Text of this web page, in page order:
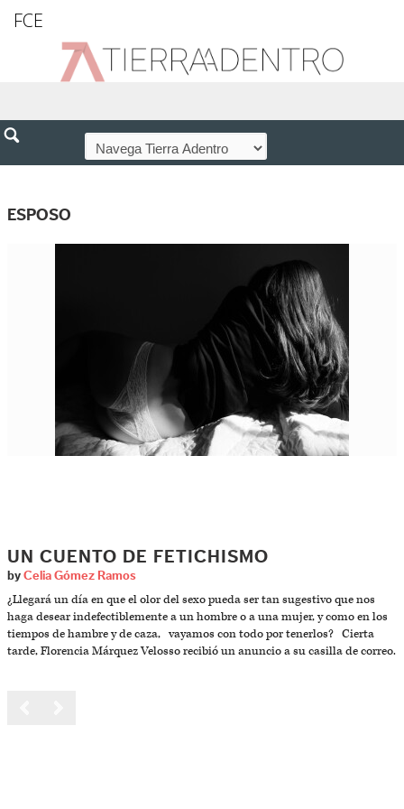
FCE
ESPOSO
UN CUENTO DE FETICHISMO
by Celia Gómez Ramos
¿Llegará un día en que el olor del sexo pueda ser tan sugestivo que nos
haga desear indefectiblemente a un hombre o a una mujer, y como en los
tiempos de hambre y de caza, vayamos con todo por tenerlos? Cierta
tarde, Florencia Márquez Velosso recibió un anuncio a su casilla de correo.